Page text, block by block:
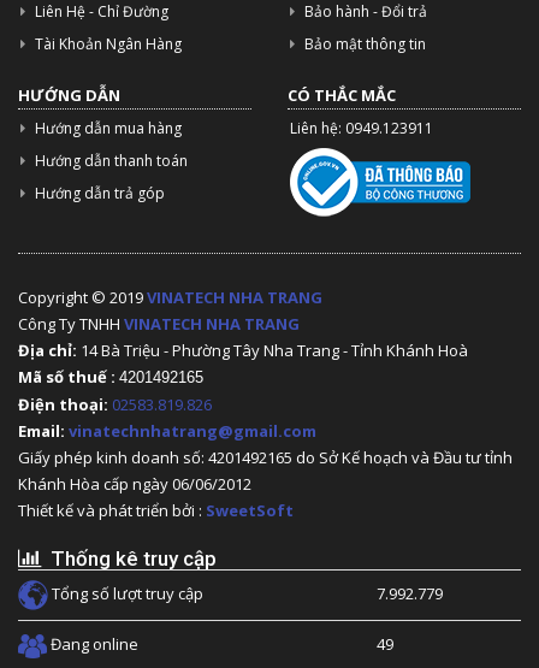
Liên Hệ - Chỉ Đường
Tài Khoản Ngân Hàng
Bảo hành - Đổi trả
Bảo mật thông tin
HƯỚNG DẪN
Hướng dẫn mua hàng
Hướng dẫn thanh toán
Hướng dẫn trả góp
CÓ THẮC MẮC
Liên hệ: 0949.123911
Copyright © 2019VINATECH NHA TRANG
Công Ty TNHH VINATECH NHA TRANG
Địa chỉ: 14 Bà Triệu - Phường Tây Nha Trang - Tỉnh Khánh Hoà
Mã số thuế : 4201492165
Điện thoại: 02583.819.826
Email: vinatechnhatrang@gmail.com
Giấy phép kinh doanh số: 4201492165 do Sở Kế hoạch và Đầu tư tỉnh
Khánh Hòa cấp ngày 06/06/2012
Thiết kế và phát triển bởi : SweetSoft
Thống kê truy cập
Tổng số lượt truy cập 7.992.779
Đang online 49